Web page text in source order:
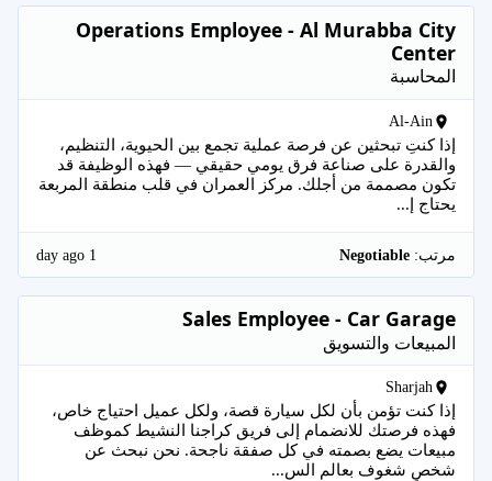
Operations Employee - Al Murabba City
Center
المحاسبة
Al-Ain
إذا كنتِ تبحثين عن فرصة عملية تجمع بين الحيوية، التنظيم،
والقدرة على صناعة فرق يومي حقيقي — فهذه الوظيفة قد
تكون مصممة من أجلك. مركز العمران في قلب منطقة المربعة
يحتاج إ...
مرتب: 1 day ago
Sales Employee - Car Garage
المبيعات والتسويق
Sharjah
إذا كنت تؤمن بأن لكل سيارة قصة، ولكل عميل احتياج خاص،
فهذه فرصتك للانضمام إلى فريق كراجنا النشيط كموظف
مبيعات يضع بصمته في كل صفقة ناجحة. نحن نبحث عن
شخصٍ شغوف بعالم الس...